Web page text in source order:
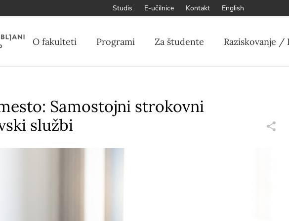
Studis E-učilnice Kontakt English
O fakulteti Programi Za študente Raziskovanje /
Samostojni strokovni
službi